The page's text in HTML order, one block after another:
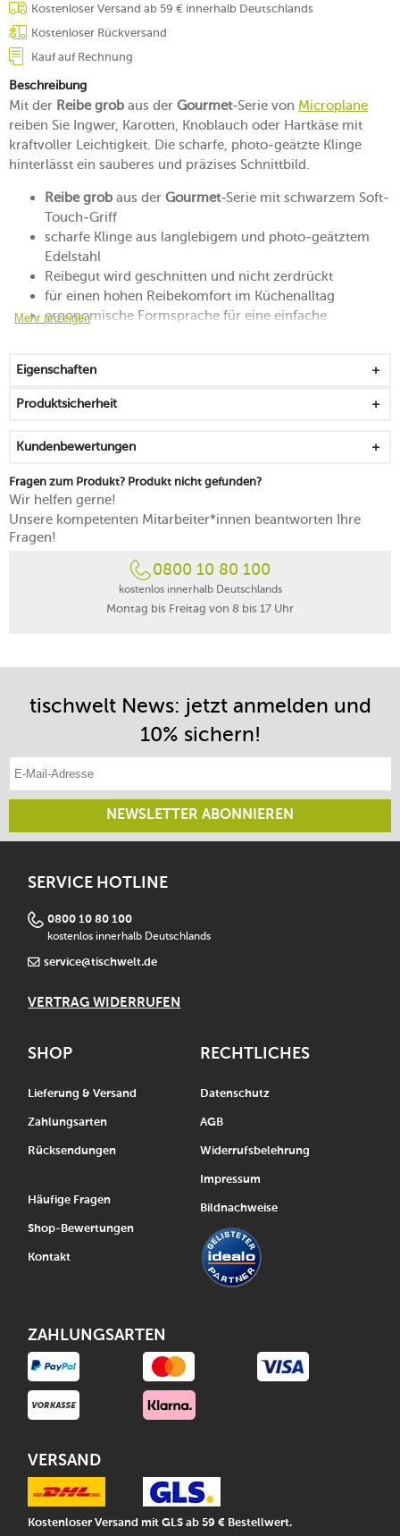
Kostenloser Versand ab 59 € innerhalb Deutschlands
Kostenloser Rückversand
Kauf auf Rechnung
Beschreibung
Mit der Reibe grob aus der Gourmet-Serie von Microplane
reiben Sie Ingwer, Karotten, Knoblauch oder Hartkäse mit
kraftvoller Leichtigkeit. Die scharfe, photo-geätzte Klinge
hinterlässt ein sauberes und präzises Schnittbild.
Reibe grob aus der Gourmet-Serie mit schwarzem Soft-
Touch-Griff
scharfe Klinge aus langlebigem und photo-geätztem
Edelstahl
Reibegut wird geschnitten und nicht zerdrückt
für einen hohen Reibekomfort im Küchenalltag
ergonomische Formsprache für eine einfache
mit Schutzhülle für eine sichere und klingenschonende
Lagerung
spülmaschinengeeignet, außer Schutzhülle
Mehr anzeigen
Eigenschaften
Produktsicherheit
Kundenbewertungen
Fragen zum Produkt? Produkt nicht gefunden?
Wir helfen gerne!
Unsere kompetenten Mitarbeiter*innen beantworten Ihre
Fragen!
0800 10 80 100
kostenlos innerhalb Deutschlands
Montag bis Freitag von 8 bis 17 Uhr
tischwelt News: jetzt anmelden und
10% sichern!
NEWSLETTER ABONNIEREN
SERVICE HOTLINE
0800 10 80 100
kostenlos innerhalb Deutschlands
service@tischwelt.de
VERTRAG WIDERRUFEN
SHOP
Lieferung & Versand
Zahlungsarten
Rücksendungen
Häufige Fragen
Shop-Bewertungen
Kontakt
RECHTLICHES
Datenschutz
AGB
Widerrufsbelehrung
Impressum
Bildnachweise
ZAHLUNGSARTEN
VERSAND
Kostenloser Versand mit GLS ab 59 € Bestellwert.